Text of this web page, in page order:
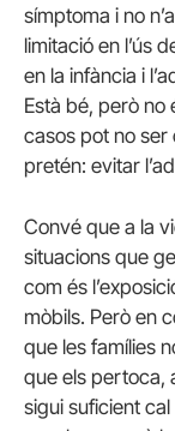
símptoma i no
limitació en l’ús
en la infància i
Està bé, però no
casos pot no ser
pretén: evitar
Convé que a la
situacions que
com és
mòbils. Però en
que les famílies
que els pertoca,
sigui suficient